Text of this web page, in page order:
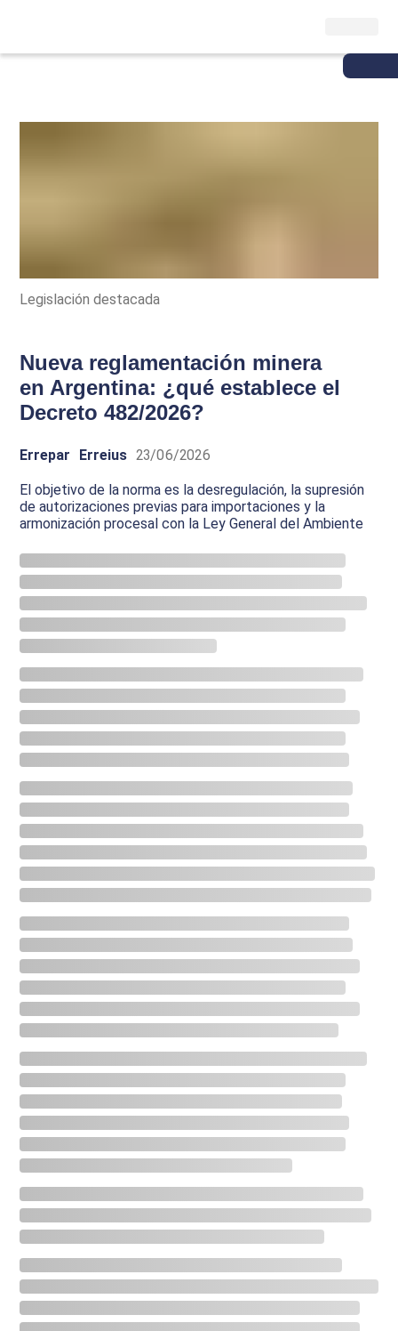
Legislación destacada
Nueva reglamentación minera
en Argentina: ¿qué establece el
Decreto 482/2026?
Errepar Erreius 23/06/2026
El objetivo de la norma es la desregulación, la supresión
de autorizaciones previas para importaciones y la
armonización procesal con la Ley General del Ambiente